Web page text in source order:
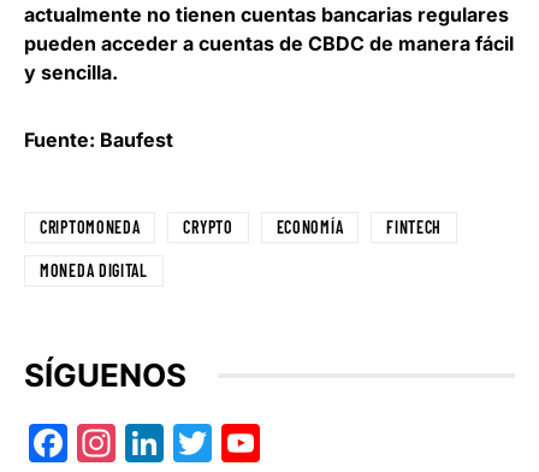
actualmente no tienen cuentas bancarias regulares
pueden acceder a cuentas de CBDC de manera fácil
y sencilla.
Fuente: Baufest
CRIPTOMONEDA CRYPTO ECONOMÍA FINTECH
MONEDA DIGITAL
SÍGUENOS
Facebook
Instagram
LinkedIn
Twitter